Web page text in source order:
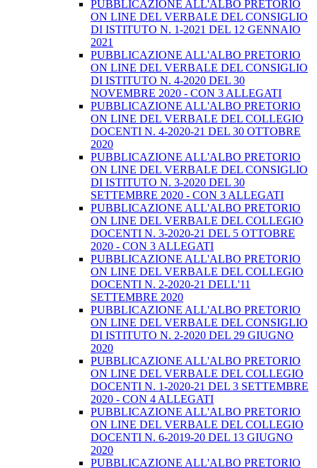
PUBBLICAZIONE ALL'ALBO PRETORIO
ON LINE DEL VERBALE DEL CONSIGLIO
DI ISTITUTO N. 1-2021 DEL 12 GENNAIO
2021
PUBBLICAZIONE ALL'ALBO PRETORIO
ON LINE DEL VERBALE DEL CONSIGLIO
DI ISTITUTO N. 4-2020 DEL 30
NOVEMBRE 2020 - CON 3 ALLEGATI
PUBBLICAZIONE ALL'ALBO PRETORIO
ON LINE DEL VERBALE DEL COLLEGIO
DOCENTI N. 4-2020-21 DEL 30 OTTOBRE
2020
PUBBLICAZIONE ALL'ALBO PRETORIO
ON LINE DEL VERBALE DEL CONSIGLIO
DI ISTITUTO N. 3-2020 DEL 30
SETTEMBRE 2020 - CON 3 ALLEGATI
PUBBLICAZIONE ALL'ALBO PRETORIO
ON LINE DEL VERBALE DEL COLLEGIO
DOCENTI N. 3-2020-21 DEL 5 OTTOBRE
2020 - CON 3 ALLEGATI
PUBBLICAZIONE ALL'ALBO PRETORIO
ON LINE DEL VERBALE DEL COLLEGIO
DOCENTI N. 2-2020-21 DELL'11
SETTEMBRE 2020
PUBBLICAZIONE ALL'ALBO PRETORIO
ON LINE DEL VERBALE DEL CONSIGLIO
DI ISTITUTO N. 2-2020 DEL 29 GIUGNO
2020
PUBBLICAZIONE ALL'ALBO PRETORIO
ON LINE DEL VERBALE DEL COLLEGIO
DOCENTI N. 1-2020-21 DEL 3 SETTEMBRE
2020 - CON 4 ALLEGATI
PUBBLICAZIONE ALL'ALBO PRETORIO
ON LINE DEL VERBALE DEL COLLEGIO
DOCENTI N. 6-2019-20 DEL 13 GIUGNO
2020
PUBBLICAZIONE ALL'ALBO PRETORIO